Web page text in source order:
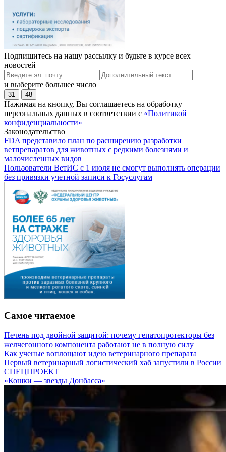
Подпишитесь на нашу рассылку и будьте в курсе всех
новостей
и выберите большее число
31 48
Нажимая на кнопку, Вы соглашаетесь на обработку
персональных данных в соответствии с «Политикой
конфиденциальности»
Законодательство
FDA представило план по расширению разработки
ветпрепаратов для животных с редкими болезнями и
малочисленных видов
Пользователи ВетИС с 1 июля не смогут выполнять операции
без привязки учетной записи к Госуслугам
Самое читаемое
Печень под двойной защитой: почему гепатопротекторы без
желчегонного компонента работают не в полную силу
Как ученые воплощают идею ветеринарного препарата
Первый ветеринарный логистический хаб запустили в России
СПЕЦПРОЕКТ
«Кошки — звезды Донбасса»